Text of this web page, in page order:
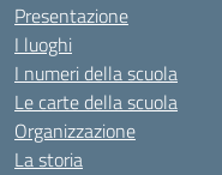
Presentazione
I luoghi
I numeri della scuola
Le carte della scuola
Organizzazione
La storia